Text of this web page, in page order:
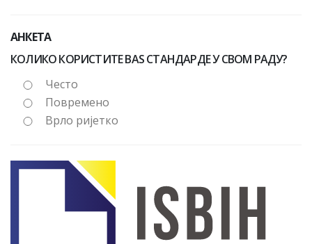
АНКЕТА
КОЛИКО КОРИСТИТЕ BAS СТАНДАРДЕ У СВОМ РАДУ?
Често
Повремено
Врло ријетко